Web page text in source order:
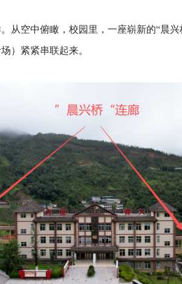
从空中俯瞰，校园里，一座崭新的“晨
）紧紧串联起来。